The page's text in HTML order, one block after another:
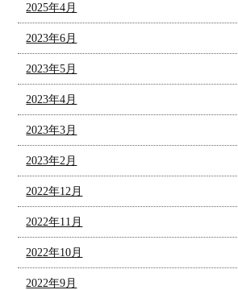
2025年4月
2023年6月
2023年5月
2023年4月
2023年3月
2023年2月
2022年12月
2022年11月
2022年10月
2022年9月